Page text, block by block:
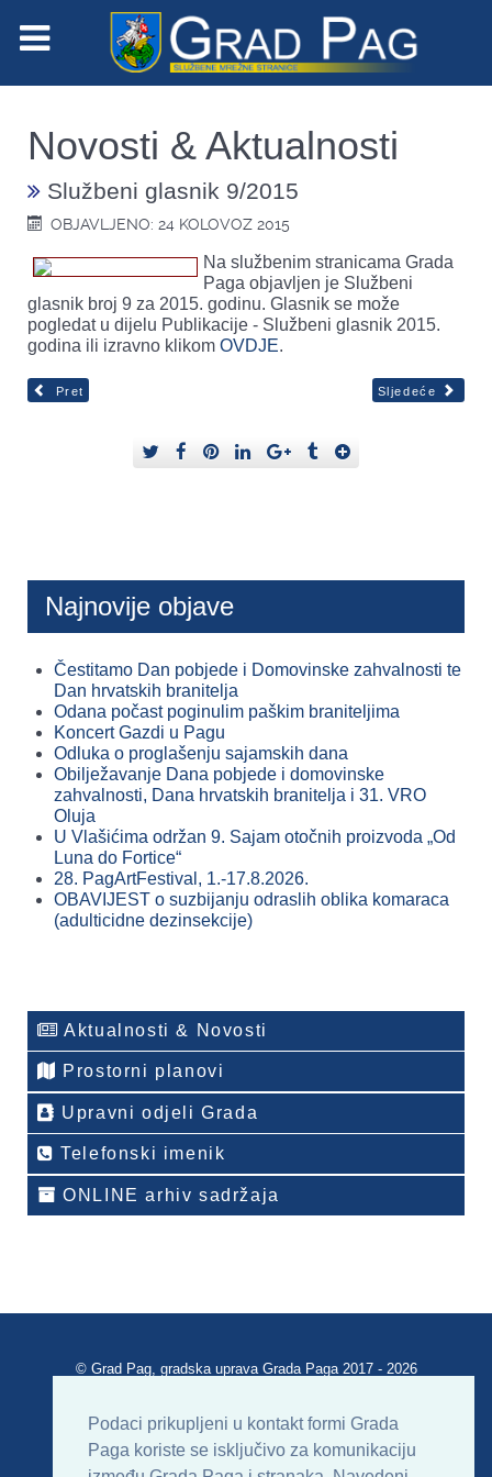
Podaci prikupljeni u kontakt formi Grada
Paga koriste se isključivo za komunikaciju
Novosti & Aktualnosti
Službeni glasnik 9/2015
OBJAVLJENO: 24 KOLOVOZ 2015
Na službenim stranicama Grada
Paga objavljen je Službeni
glasnik broj 9 za 2015. godinu. Glasnik se može
pogledat u dijelu Publikacije - Službeni glasnik 2015.
godina ili izravno klikom OVDJE.
Pret Sljedeće
Najnovije objave
Čestitamo Dan pobjede i Domovinske zahvalnosti te
Dan hrvatskih branitelja
Odana počast poginulim paškim braniteljima
Koncert Gazdi u Pagu
Odluka o proglašenju sajamskih dana
Obilježavanje Dana pobjede i domovinske
zahvalnosti, Dana hrvatskih branitelja i 31. VRO
Oluja
U Vlašićima održan 9. Sajam otočnih proizvoda „Od
Luna do Fortice“
28. PagArtFestival, 1.-17.8.2026.
OBAVIJEST o suzbijanju odraslih oblika komaraca
(adulticidne dezinsekcije)
Aktualnosti & Novosti
Prostorni planovi
Upravni odjeli Grada
Telefonski imenik
ONLINE arhiv sadržaja
© Grad Pag, gradska uprava Grada Paga 2017 - 2026